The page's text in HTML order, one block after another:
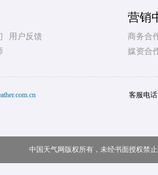
用户反馈
营销
商务合
媒资合
客服电
中国天气网版权所有，未经书面授权